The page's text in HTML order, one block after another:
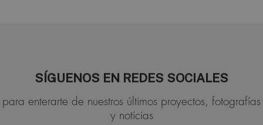
SÍGUENOS EN REDES SOCIALES
para enterarte de nuestros últimos proyectos, fotografías
y noticias